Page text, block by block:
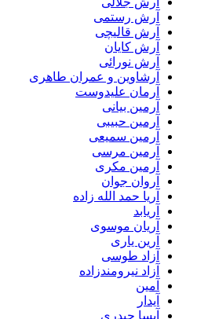
آرش رستمی
آرش قالیچی
آرش کایان
آرش نورائی
آرشاوین و عمران طاهری
آرمان علیدوست
آرمین بیانی
آرمین حبیبی
آرمین سمیعی
آرمین مرسی
آرمین مکری
آروان جوان
آریا حمد الله زاده
آریابد
آریان موسوی
آرین یاری
آزاد طوسی
آزاد نیرومندزاده
آمین
آیدار
آیسا حیدری